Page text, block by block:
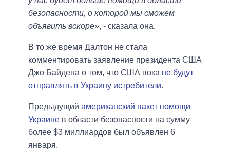
безопасности, о которой мы сможем
объявить вскоре», - сказала она.
В то же время Далтон не стала
комментировать заявление президента США
Джо Байдена о том, что США пока не будут
отправлять в Украину истребители.
Предыдущий американский пакет помощи
Украине в области безопасности на сумму
более $3 миллиардов был объявлен 6
января.